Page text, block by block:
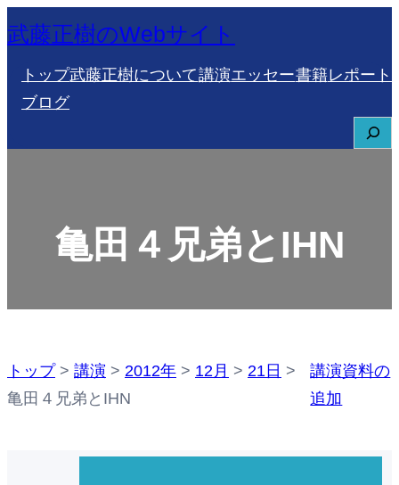
内
容
武藤正樹のWebサイト
トップ武藤正樹について講演エッセー書籍レポート
ブログ
亀田４兄弟とIHN
トップ> 講演 > 2012年 > 12月 > 21日 >
亀田４兄弟とIHN
講演資料の
追加